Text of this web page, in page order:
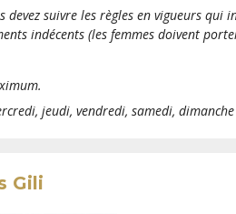
devez suivre les règles en vigueurs qui
indécents (les femmes doivent
jeudi, vendredi, samedi, dimanche
Gili